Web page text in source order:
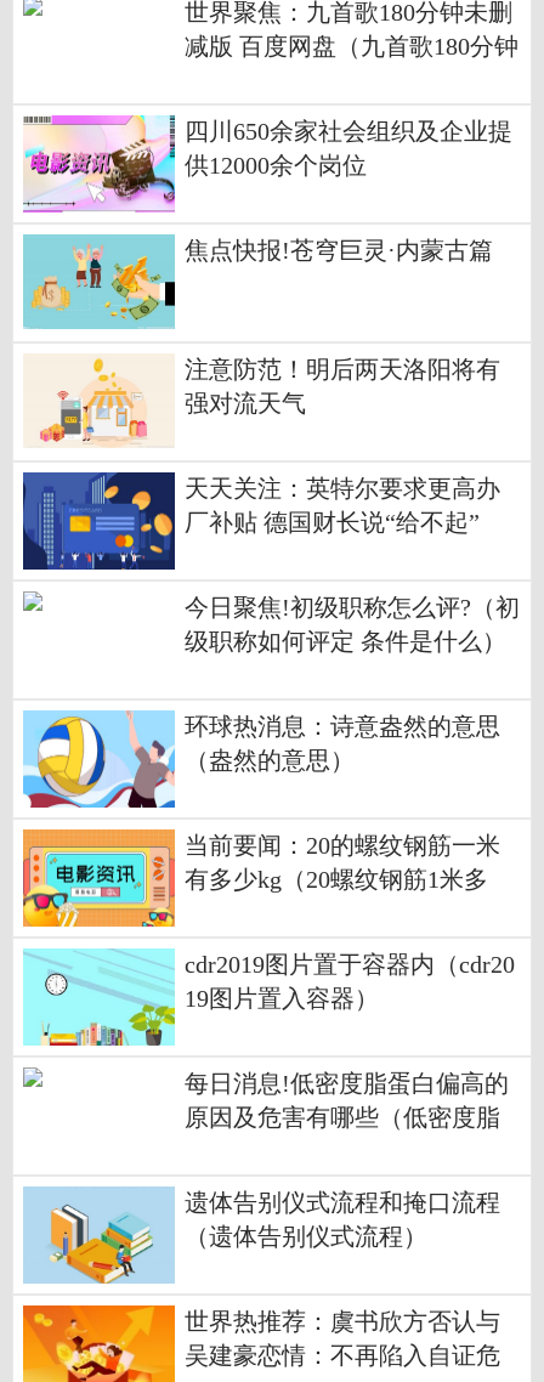
世界聚焦：九首歌180分钟未删
减版 百度网盘（九首歌180分钟
四川650余家社会组织及企业提
供12000余个岗位
焦点快报!苍穹巨灵·内蒙古篇
注意防范！明后两天洛阳将有
强对流天气
天天关注：英特尔要求更高办
厂补贴 德国财长说“给不起”
今日聚焦!初级职称怎么评?（初
级职称如何评定 条件是什么）
环球热消息：诗意盎然的意思
（盎然的意思）
当前要闻：20的螺纹钢筋一米
有多少kg（20螺纹钢筋1米多
cdr2019图片置于容器内（cdr20
19图片置入容器）
每日消息!低密度脂蛋白偏高的
原因及危害有哪些（低密度脂
遗体告别仪式流程和掩口流程
（遗体告别仪式流程）
世界热推荐：虞书欣方否认与
吴建豪恋情：不再陷入自证危